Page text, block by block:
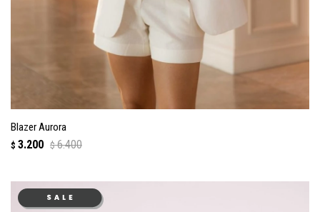
Blazer Aurora
$ 3.200 $ 6.400